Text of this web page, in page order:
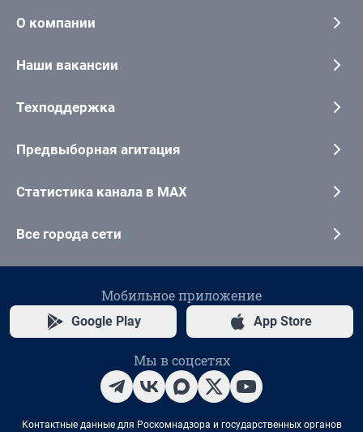
О компании
Наши вакансии
Техподдержка
Предвыборная агитация
Статистика канала в MAX
Все города сети
Мобильное приложение
Google Play App Store
Мы в соцсетях
Контактные данные для Роскомнадзора и государственных органов